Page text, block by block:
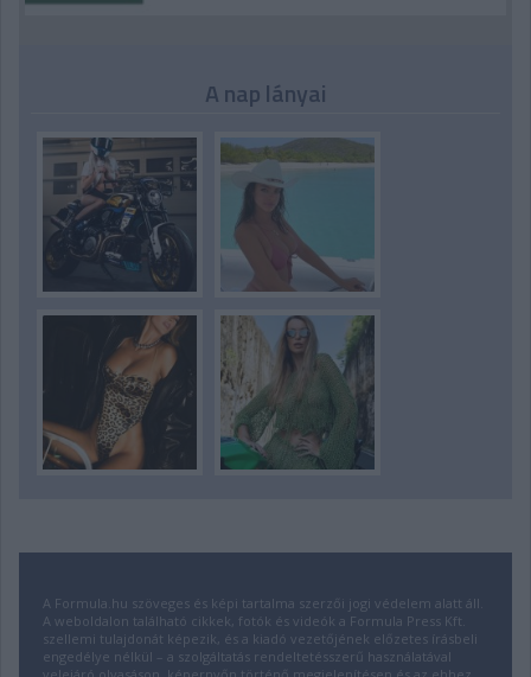
A nap lányai
A Formula.hu szöveges és képi tartalma szerzői jogi védelem alatt áll.
A weboldalon található cikkek, fotók és videók a Formula Press Kft.
szellemi tulajdonát képezik, és a kiadó vezetőjének előzetes írásbeli
engedélye nélkül – a szolgáltatás rendeltetésszerű használatával